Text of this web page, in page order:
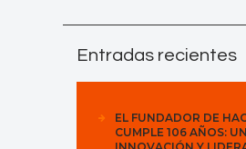
Entradas recientes
EL FUNDADOR DE
CUMPLE 106 AÑOS: